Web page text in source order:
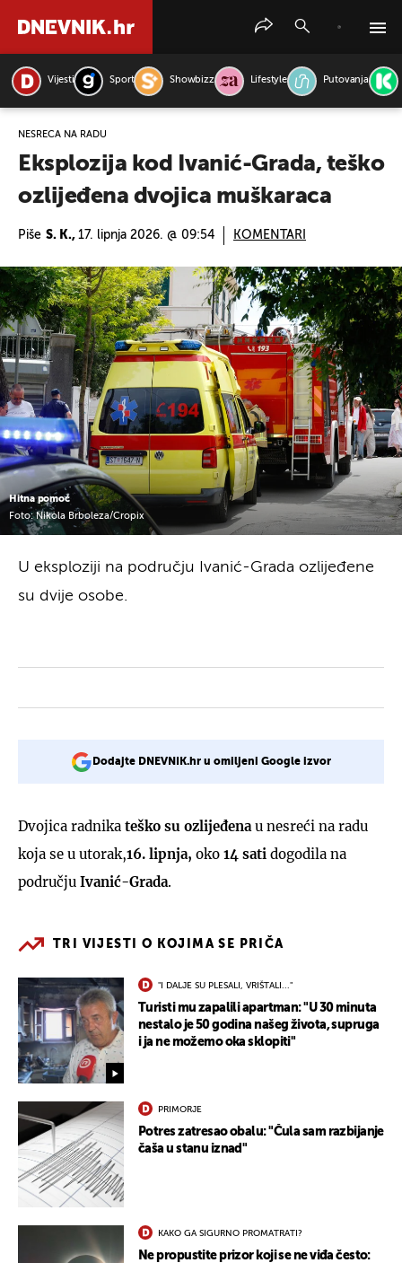
Vijesti Sport Showbizz Lifestyle Putovanja
NESREĆA NA RADU
Eksplozija kod Ivanić-Grada, teško
ozlijeđena dvojica muškaraca
Piše S. K., 17. lipnja 2026. @ 09:54 KOMENTARI
Hitna pomoć
Foto: Nikola Brboleza/Cropix
U eksploziji na području Ivanić-Grada ozlijeđene
su dvije osobe.
Dodajte DNEVNIK.hr u omiljeni Google izvor
Dvojica radnika teško su ozlijeđena u nesreći na radu
koja se u utorak,16. lipnja, oko 14 sati dogodila na
području Ivanić-Grada.
TRI VIJESTI O KOJIMA SE PRIČA
"I DALJE SU PLESALI, VRIŠTALI..."
Turisti mu zapalili apartman: "U 30 minuta
nestalo je 50 godina našeg života, supruga
i ja ne možemo oka sklopiti"
PRIMORJE
Potres zatresao obalu: "Čula sam razbijanje
čaša u stanu iznad"
KAKO GA SIGURNO PROMATRATI?
Ne propustite prizor koji se ne viđa često:
PRETRAŽITE VIJESTI